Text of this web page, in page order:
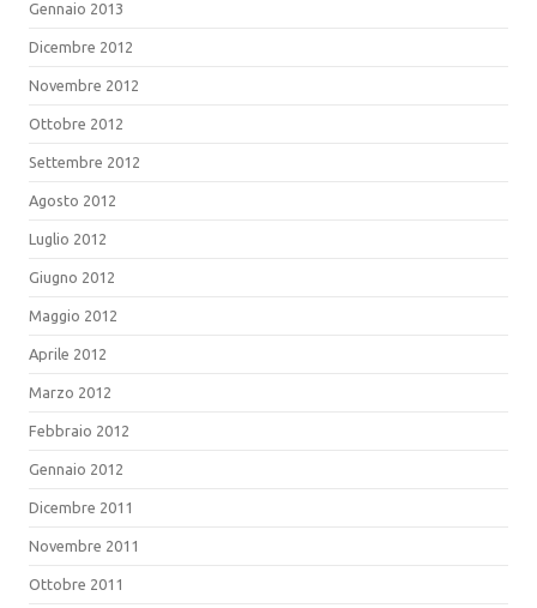
Gennaio 2013
Dicembre 2012
Novembre 2012
Ottobre 2012
Settembre 2012
Agosto 2012
Luglio 2012
Giugno 2012
Maggio 2012
Aprile 2012
Marzo 2012
Febbraio 2012
Gennaio 2012
Dicembre 2011
Novembre 2011
Ottobre 2011